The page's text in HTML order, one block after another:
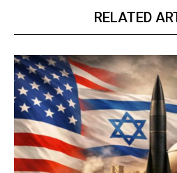
RELATED